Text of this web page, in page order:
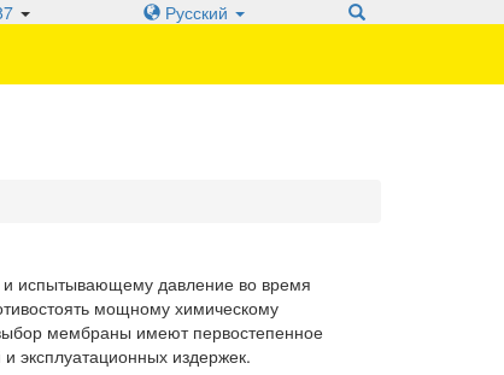
Русский
испытывающему давление во время
мощному химическому
мембраны имеют первостепенное
эксплуатационных издержек.